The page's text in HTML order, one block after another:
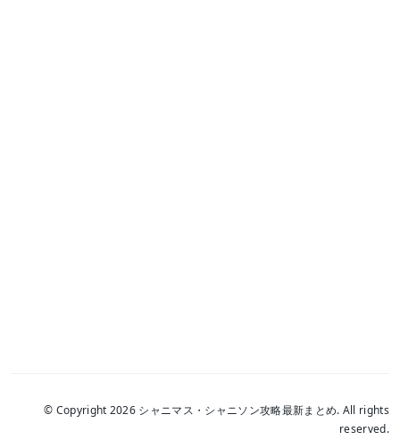
© Copyright 2026 シャニマス・シャニソン攻略最新まとめ. All rights
reserved.